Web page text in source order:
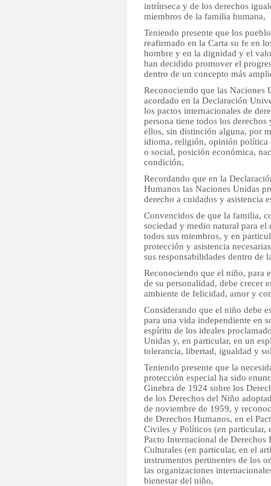
intrínseca y de los derechos
miembros de la familia humana,
Teniendo presente que los
reafirmado en la Carta su fe en
hombre y en la dignidad y el
han decidido promover el
dentro de un concepto más
Reconociendo que las Naciones
acordado en la Declaración
los pactos internacionales de
persona tiene todos los
ellos, sin distinción alguna, por
idioma, religión, opinión política
o social, posición económica,
condición,
Recordando que en la
Humanos las Naciones Unidas
derecho a cuidados y asistencia
Convencidos de que la familia,
sociedad y medio natural para el
todos sus miembros, y en
protección y asistencia
sus responsabilidades dentro de
Reconociendo que el niño, para
de su personalidad, debe crecer
ambiente de felicidad, amor y
Considerando que el niño debe
para una vida independiente en
espíritu de los ideales
Unidas y, en particular, en un
tolerancia, libertad, igualdad y
Teniendo presente que la
protección especial ha sido
Ginebra de 1924 sobre los
de los Derechos del Niño
de noviembre de 1959, y
de Derechos Humanos, en el
Civiles y Políticos (en particular,
Pacto Internacional de Derechos
Culturales (en particular, en el
instrumentos pertinentes de los
las organizaciones
bienestar del niño,